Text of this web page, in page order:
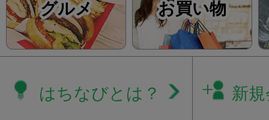
グルメ お買い物
はちなびとは？ 新